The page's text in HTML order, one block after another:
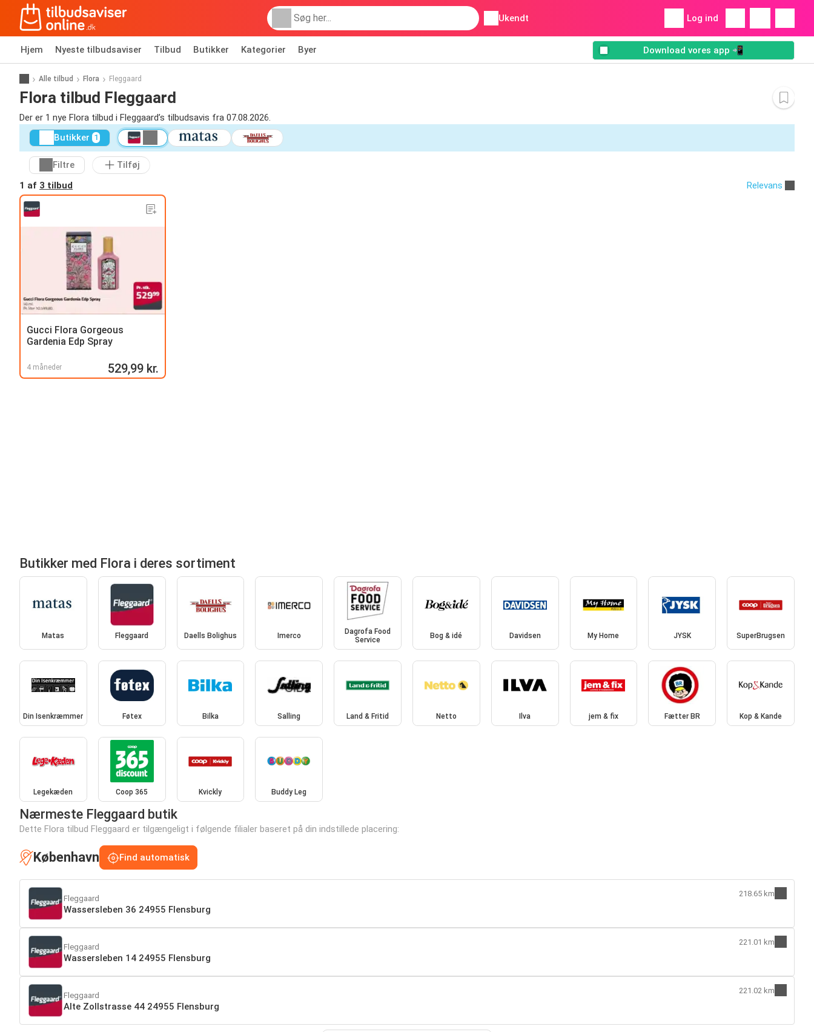
Ukendt Log ind
Hjem Nyeste tilbudsaviser Tilbud Butikker Kategorier Byer Download vores app 📲
Alle tilbud Flora Fleggaard
Flora tilbud Fleggaard
Der er 1 nye Flora tilbud i Fleggaard’s tilbudsavis fra 07.08.2026.
Butikker 1
Filtre
Tilføj
1 af 3 tilbud Relevans
Gucci Flora Gorgeous
Gardenia Edp Spray
4 måneder 529,99 kr.
Butikker med Flora i deres sortiment
Matas Fleggaard Daells Bolighus Imerco
Dagrofa Food
Service
Bog & idé Davidsen My Home JYSK SuperBrugsen
Din Isenkræmmer Føtex Bilka Salling Land & Fritid Netto Ilva jem & fix Fætter BR Kop & Kande
Legekæden Coop 365 Kvickly Buddy Leg
Nærmeste Fleggaard butik
Dette Flora tilbud Fleggaard er tilgængeligt i følgende filialer baseret på din indstillede placering:
København Find automatisk
Fleggaard
Wassersleben 36 24955 Flensburg
218.65 km
Fleggaard
Wassersleben 14 24955 Flensburg
221.01 km
Fleggaard
Alte Zollstrasse 44 24955 Flensburg
221.02 km